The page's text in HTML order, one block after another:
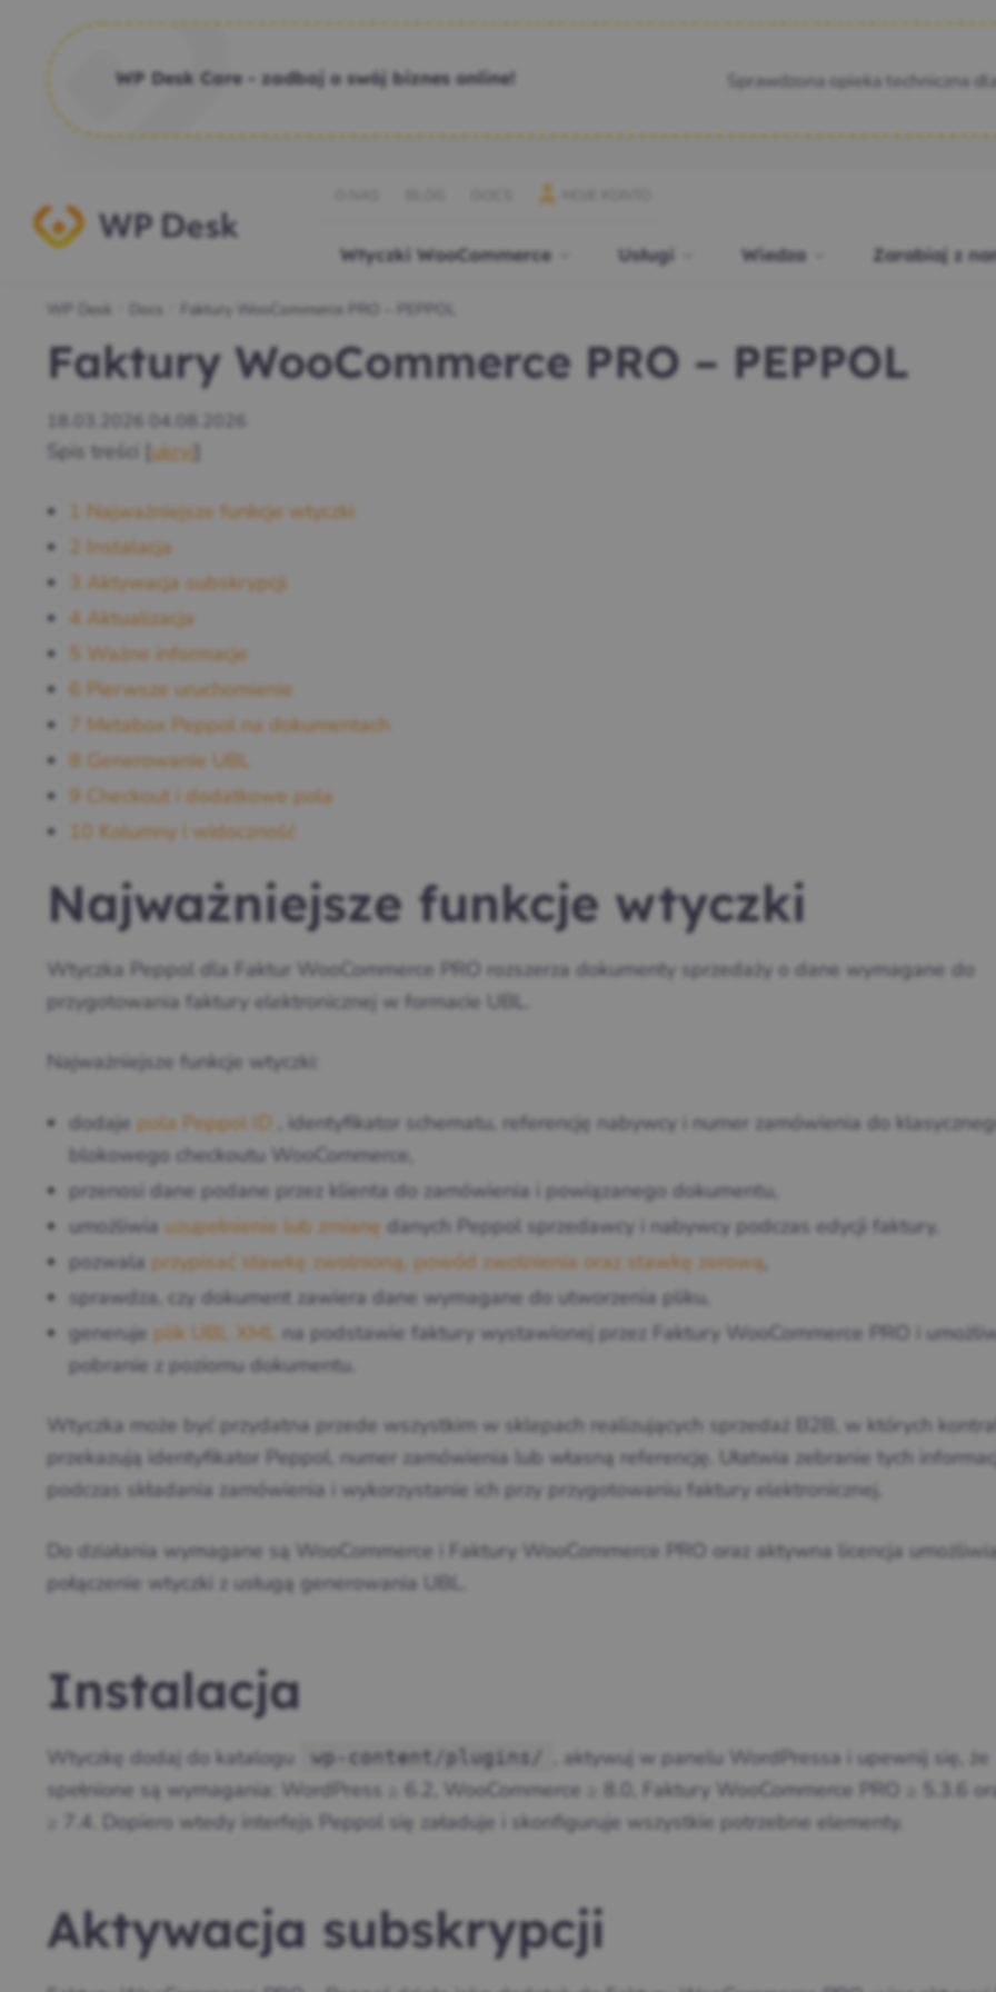
WP Desk Care - zadbaj o swój biznes online! Sprawdzona opieka techniczna
Wtyczki WooCommerce Usługi Wiedza Zarabiaj z
WP Desk Docs Faktury WooCommerce PRO – PEPPOL
Faktury WooCommerce PRO – PEPPOL
04.08.2026
Spis treści ukryj
Najważniejsze funkcje wtyczki
Instalacja
Aktywacja subskrypcji
4 Aktualizacja
Ważne informacje
6 Pierwsze uruchomienie
7 Metabox Peppol na dokumentach
Generowanie UBL
9 Checkout i dodatkowe pola
Kolumny i widoczność
Najważniejsze funkcje wtyczki
Wtyczka Peppol dla Faktur WooCommerce PRO rozszerza dokumenty sprzedaży o dane wymagane do
przygotowania faktury elektronicznej w formacie UBL.
Najważniejsze funkcje wtyczki:
dodaje pola Peppol ID
, identyfikator schematu, referencję nabywcy i numer zamówienia do
blokowego checkoutu WooCommerce,
przenosi dane podane przez klienta do zamówienia i powiązanego dokumentu,
umożliwia uzupełnienie lub zmianę danych Peppol sprzedawcy i nabywcy podczas edycji faktury,
pozwala przypisać stawkę zwolnioną, powód zwolnienia oraz stawkę zerową,
sprawdza, czy dokument zawiera dane wymagane do utworzenia pliku,
generuje plik UBL XML na podstawie faktury wystawionej przez Faktury WooCommerce PRO i
pobranie z poziomu dokumentu.
Wtyczka może być przydatna przede wszystkim w sklepach realizujących sprzedaż B2B, w których
przekazują identyfikator Peppol, numer zamówienia lub własną referencję. Ułatwia zebranie tych
podczas składania zamówienia i wykorzystanie ich przy przygotowaniu faktury elektronicznej.
Do działania wymagane są WooCommerce i Faktury WooCommerce PRO oraz aktywna licencja
połączenie wtyczki z usługą generowania UBL.
Instalacja
Wtyczkę dodaj do katalogu wp-content/plugins/
, aktywuj w panelu WordPressa i upewnij się, że
spełnione są wymagania: WordPress ≥ 6.2, WooCommerce ≥ 8.0, Faktury WooCommerce PRO ≥ 5.3.6
≥ 7.4. Dopiero wtedy interfejs Peppol się załaduje i skonfiguruje wszystkie potrzebne elementy.
Aktywacja subskrypcji